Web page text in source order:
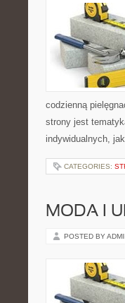
codzienną
strony jest
indywidualnych,
CATEGORIES:
MODA I
POSTED BY